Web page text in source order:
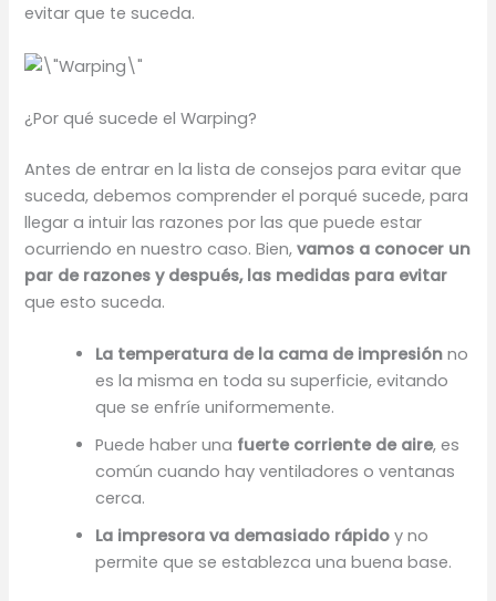
evitar que te suceda.
¿Por qué sucede el Warping?
Antes de entrar en la lista de consejos para evitar que
suceda, debemos comprender el porqué sucede, para
llegar a intuir las razones por las que puede estar
ocurriendo en nuestro caso. Bien,vamos a conocer un
par de razones y después, las medidas para evitar
que esto suceda.
La temperatura de la cama de impresión no
es la misma en toda su superficie, evitando
que se enfríe uniformemente.
Puede haber una fuerte corriente de aire, es
común cuando hay ventiladores o ventanas
cerca.
La impresora va demasiado rápido y no
permite que se establezca una buena base.